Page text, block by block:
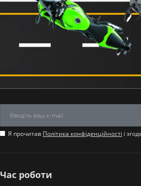
Я прочитав Політика конфіденційності і
Час роботи